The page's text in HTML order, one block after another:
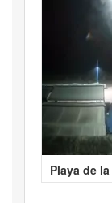
Playa de